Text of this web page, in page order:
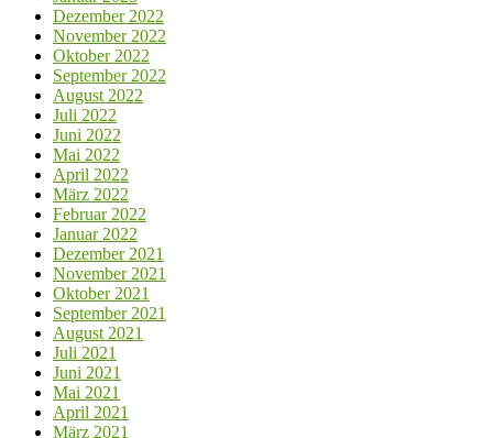
Dezember 2022
November 2022
Oktober 2022
September 2022
August 2022
Juli 2022
Juni 2022
Mai 2022
April 2022
März 2022
Februar 2022
Januar 2022
Dezember 2021
November 2021
Oktober 2021
September 2021
August 2021
Juli 2021
Juni 2021
Mai 2021
April 2021
März 2021